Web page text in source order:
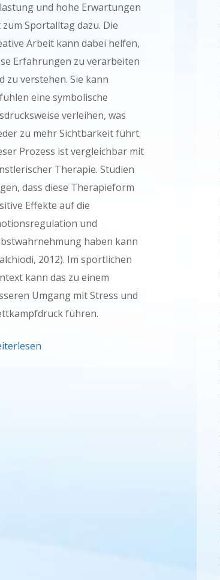
und hohe Erwartungen
Sportalltag dazu. Die
Arbeit kann dabei helfen,
Erfahrungen zu verarbeiten
zu verstehen. Sie kann
eine symbolische
verleihen, was
zu mehr Sichtbarkeit führt.
Prozess ist vergleichbar mit
Therapie. Studien
dass diese Therapieform
Effekte auf die
und
haben kann
2012). Im sportlichen
kann das zu einem
Umgang mit Stress und
führen.